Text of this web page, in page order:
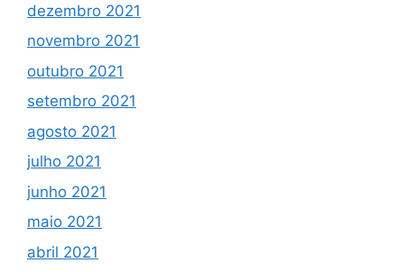
dezembro 2021
novembro 2021
outubro 2021
setembro 2021
agosto 2021
julho 2021
junho 2021
maio 2021
abril 2021